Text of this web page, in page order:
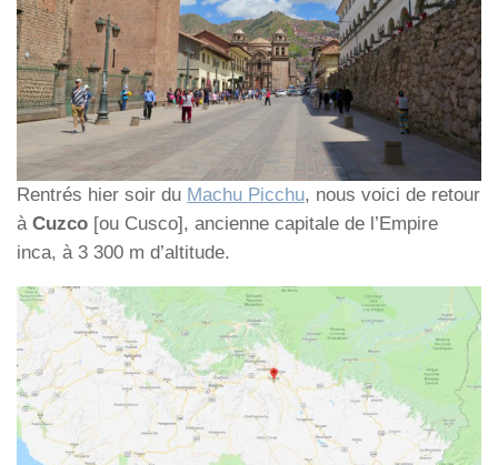
Rentrés hier soir du Machu Picchu, nous voici de retour
à Cuzco [ou Cusco], ancienne capitale de l’Empire
inca, à 3 300 m d’altitude.